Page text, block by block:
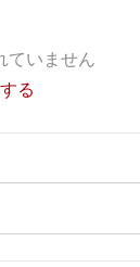
ていません
る